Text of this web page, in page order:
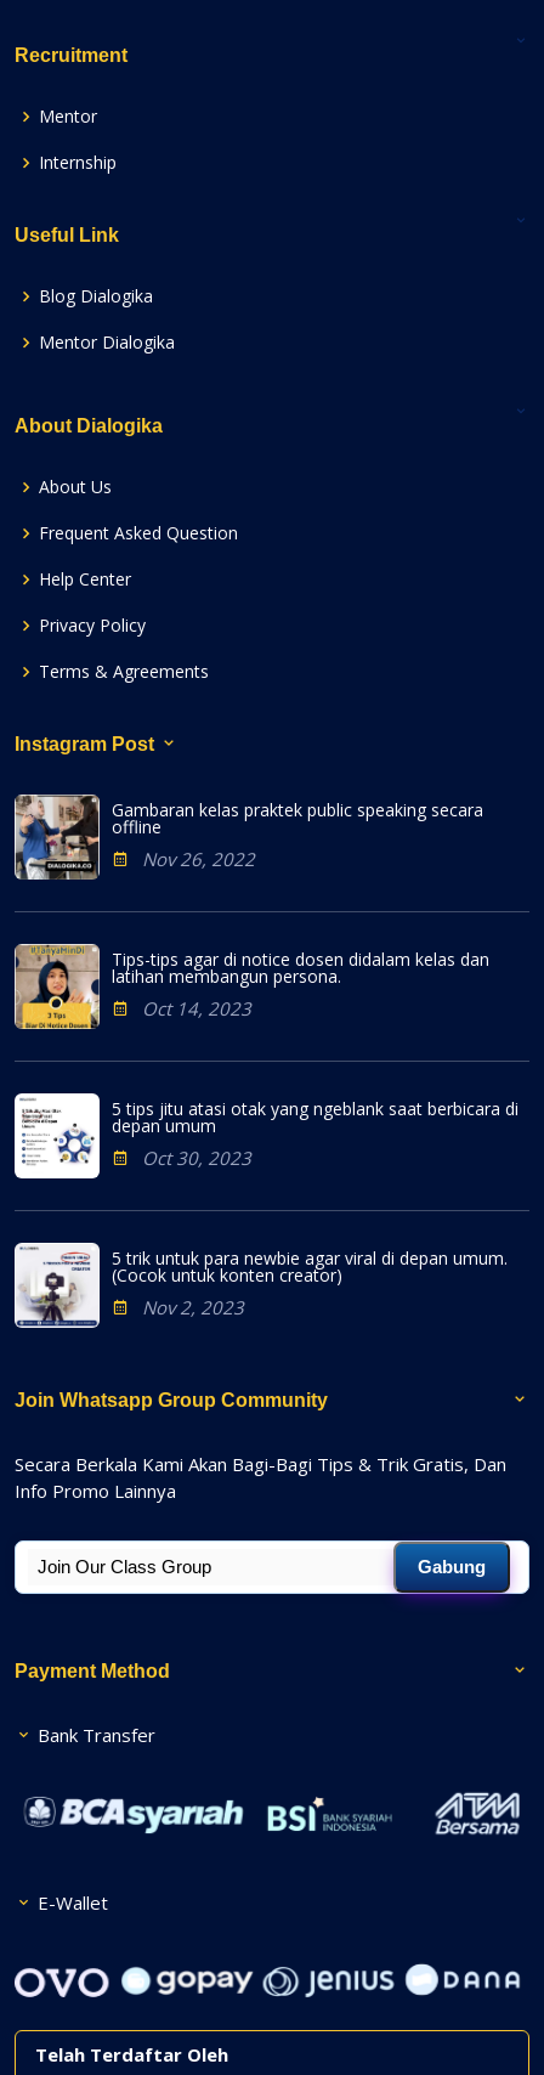
Recruitment
Mentor
Internship
Useful Link
Blog Dialogika
Mentor Dialogika
About Dialogika
About Us
Frequent Asked Question
Help Center
Privacy Policy
Terms & Agreements
Instagram Post
Gambaran kelas praktek public speaking secara
offline
Nov 26, 2022
Tips-tips agar di notice dosen didalam kelas dan
latihan membangun persona.
Oct 14, 2023
5 tips jitu atasi otak yang ngeblank saat berbicara di
depan umum
Oct 30, 2023
5 trik untuk para newbie agar viral di depan umum.
(Cocok untuk konten creator)
Nov 2, 2023
Join Whatsapp Group Community
Secara Berkala Kami Akan Bagi-Bagi Tips & Trik Gratis, Dan
Info Promo Lainnya
Gabung
Payment Method
Bank Transfer
E-Wallet
Telah Terdaftar Oleh